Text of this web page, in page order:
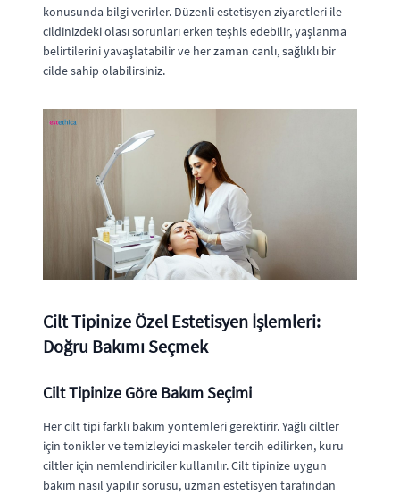
konusunda bilgi verirler. Düzenli estetisyen ziyaretleri ile
cildinizdeki olası sorunları erken teşhis edebilir, yaşlanma
belirtilerini yavaşlatabilir ve her zaman canlı, sağlıklı bir
cilde sahip olabilirsiniz.
Cilt Tipinize Özel Estetisyen İşlemleri:
Doğru Bakımı Seçmek
Cilt Tipinize Göre Bakım Seçimi
Her cilt tipi farklı bakım yöntemleri gerektirir. Yağlı ciltler
için tonikler ve temizleyici maskeler tercih edilirken, kuru
ciltler için nemlendiriciler kullanılır. Cilt tipinize uygun
bakım nasıl yapılır sorusu, uzman estetisyen tarafından